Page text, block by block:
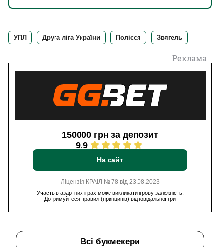
УПЛ Друга ліга України Полісся Звягель
Реклама
150000 грн за депозит
9.9
На сайт
Ліцензія КРАІЛ № 78 від 23.08.2023
Участь в азартних іграх може викликати ігрову залежність.
Дотримуйтеся правил (принципів) відповідальної гри
Всі букмекери